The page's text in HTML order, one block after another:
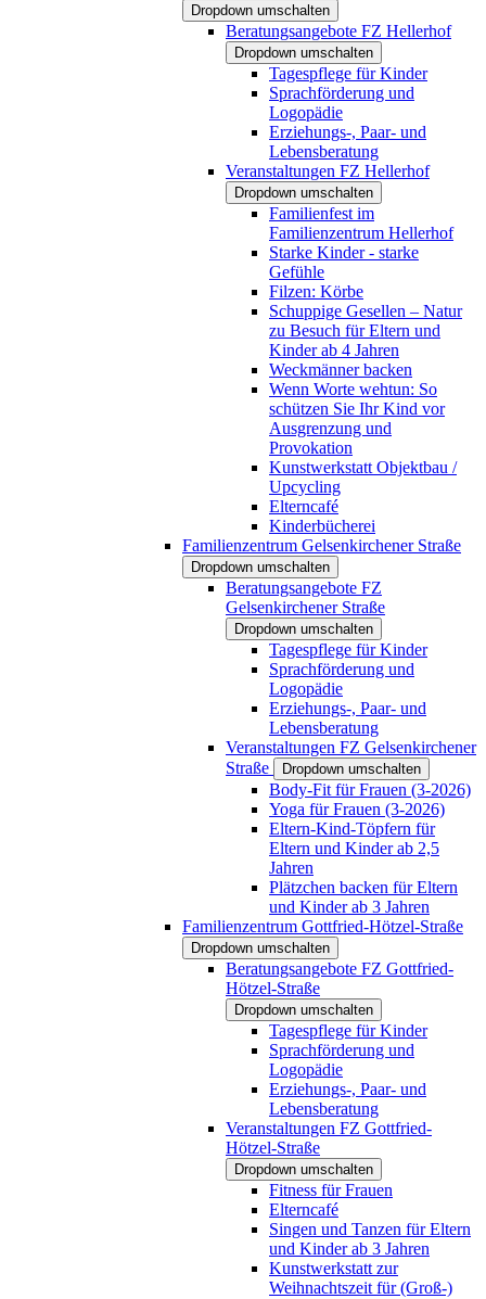
Dropdown umschalten
Beratungsangebote FZ Hellerhof
Dropdown umschalten
Tagespflege für Kinder
Sprachförderung und
Logopädie
Erziehungs-, Paar- und
Lebensberatung
Veranstaltungen FZ Hellerhof
Dropdown umschalten
Familienfest im
Familienzentrum Hellerhof
Starke Kinder - starke
Gefühle
Filzen: Körbe
Schuppige Gesellen – Natur
zu Besuch für Eltern und
Kinder ab 4 Jahren
Weckmänner backen
Wenn Worte wehtun: So
schützen Sie Ihr Kind vor
Ausgrenzung und
Provokation
Kunstwerkstatt Objektbau /
Upcycling
Elterncafé
Kinderbücherei
Familienzentrum Gelsenkirchener Straße
Dropdown umschalten
Beratungsangebote FZ
Gelsenkirchener Straße
Dropdown umschalten
Tagespflege für Kinder
Sprachförderung und
Logopädie
Erziehungs-, Paar- und
Lebensberatung
Veranstaltungen FZ Gelsenkirchener
Straße
Dropdown umschalten
Body-Fit für Frauen (3-2026)
Yoga für Frauen (3-2026)
Eltern-Kind-Töpfern für
Eltern und Kinder ab 2,5
Jahren
Plätzchen backen für Eltern
und Kinder ab 3 Jahren
Familienzentrum Gottfried-Hötzel-Straße
Dropdown umschalten
Beratungsangebote FZ Gottfried-
Hötzel-Straße
Dropdown umschalten
Tagespflege für Kinder
Sprachförderung und
Logopädie
Erziehungs-, Paar- und
Lebensberatung
Veranstaltungen FZ Gottfried-
Hötzel-Straße
Dropdown umschalten
Fitness für Frauen
Elterncafé
Singen und Tanzen für Eltern
und Kinder ab 3 Jahren
Kunstwerkstatt zur
Weihnachtszeit für (Groß-)